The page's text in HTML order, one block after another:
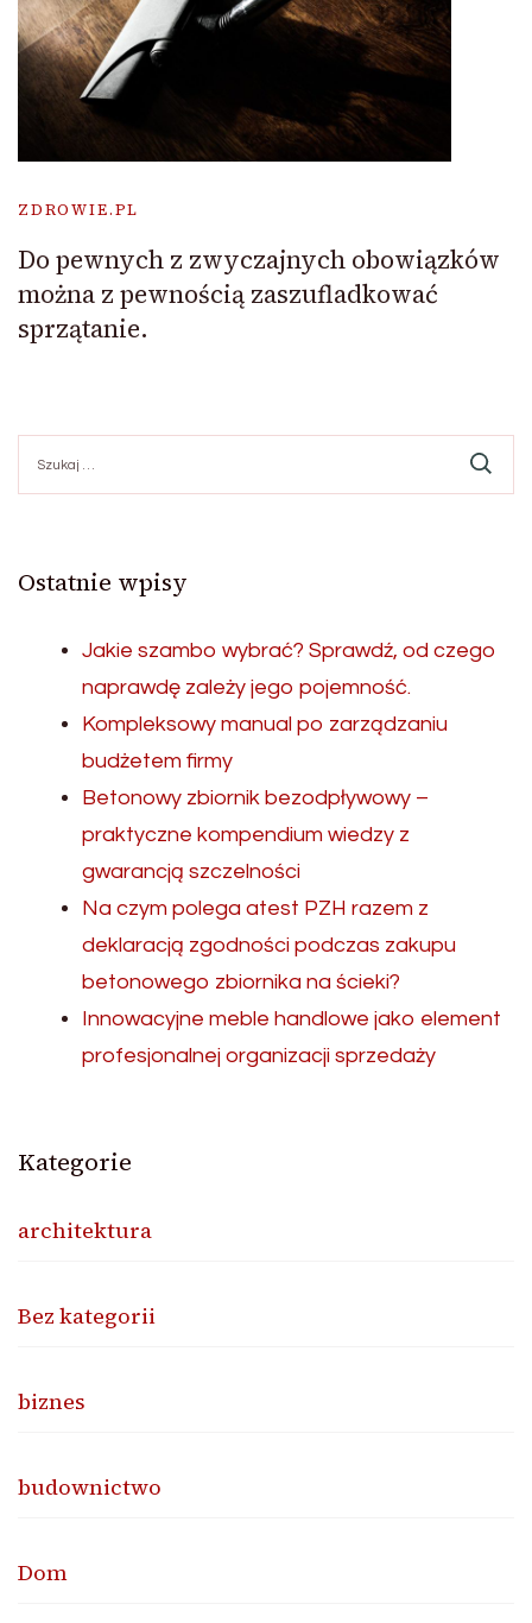
ZDROWIE.PL
Do pewnych z zwyczajnych obowiązków
można z pewnością zaszufladkować
sprzątanie.
Ostatnie wpisy
Jakie szambo wybrać? Sprawdź, od czego
naprawdę zależy jego pojemność.
Kompleksowy manual po zarządzaniu
budżetem firmy
Betonowy zbiornik bezodpływowy –
praktyczne kompendium wiedzy z
gwarancją szczelności
Na czym polega atest PZH razem z
deklaracją zgodności podczas zakupu
betonowego zbiornika na ścieki?
Innowacyjne meble handlowe jako element
profesjonalnej organizacji sprzedaży
Kategorie
architektura
Bez kategorii
biznes
budownictwo
Dom